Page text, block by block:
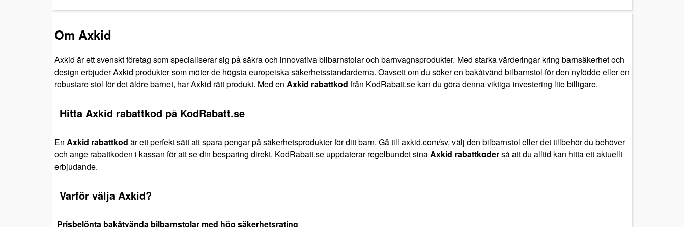
Om Axkid
Axkid är ett svenskt företag som specialiserar sig på säkra och innovativa bilbarnstolar och barnvagnsprodukter. Med starka värderingar kring barnsäkerhet och
design erbjuder Axkid produkter som möter de högsta europeiska säkerhetsstandarderna. Oavsett om du söker en bakåtvänd bilbarnstol för den nyfödde eller en
robustare stol för det äldre barnet, har Axkid rätt produkt. Med en Axkid rabattkod från KodRabatt.se kan du göra denna viktiga investering lite billigare.
Hitta Axkid rabattkod på KodRabatt.se
En Axkid rabattkod är ett perfekt sätt att spara pengar på säkerhetsprodukter för ditt barn. Gå till axkid.com/sv, välj den bilbarnstol eller det tillbehör du behöver
och ange rabattkoden i kassan för att se din besparing direkt. KodRabatt.se uppdaterar regelbundet sinaAxkid rabattkoderså att du alltid kan hitta ett aktuellt
erbjudande.
Varför välja Axkid?
Prisbelönta bakåtvända bilbarnstolar med hög säkerhetsrating